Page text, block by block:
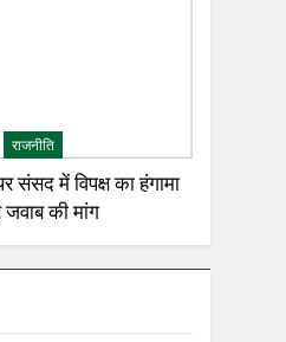
राजनीति
संसद में विपक्ष का हंगामा
की मांग